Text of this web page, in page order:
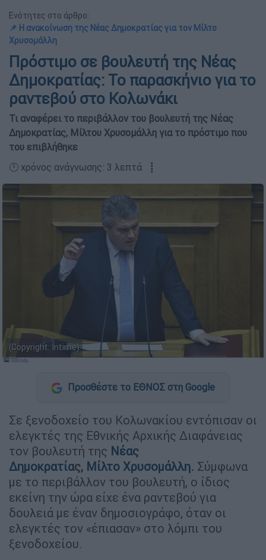
Ενότητες στο άρθρο:
📌 Η ανακοίνωση της Νέας Δημοκρατίας για τον Μίλτο
Χρυσομάλλη
Πρόστιμο σε βουλευτή της Νέας
Δημοκρατίας: Το παρασκήνιο για το
ραντεβού στο Κολωνάκι
Τι αναφέρει το περιβάλλον του βουλευτή της Νέας
Δημοκρατίας, Μίλτου Χρυσομάλλη για το πρόστιμο που
του επιβλήθηκε
🕛 χρόνος ανάγνωσης: 3 λεπτά ┋
(Copyright: Intime)
Προσθέστε το ΕΘΝΟΣ στη Google
Σε ξενοδοχείο του Κολωνακίου εντόπισαν οι
ελεγκτές της Εθνικής Αρχικής Διαφάνειας
τον βουλευτή της Νέας
Δημοκρατίας, Μίλτο Χρυσομάλλη. Σύμφωνα
με το περιβάλλον του βουλευτή, ο ίδιος
εκείνη την ώρα είχε ένα ραντεβού για
δουλειά με έναν δημοσιογράφο, όταν οι
ελεγκτές τον «έπιασαν» στο λόμπι του
ξενοδοχείου.